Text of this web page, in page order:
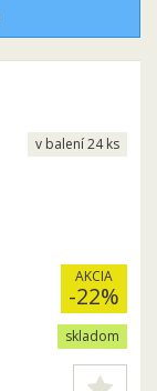
AKCIA
-22%
skladom
v balení 24 ks